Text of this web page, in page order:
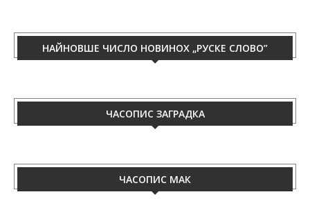
НАЙНОВШЕ ЧИСЛО НОВИНОХ „РУСКЕ СЛОВО”
ЧАСОПИС ЗАГРАДКА
ЧАСОПИС МАК